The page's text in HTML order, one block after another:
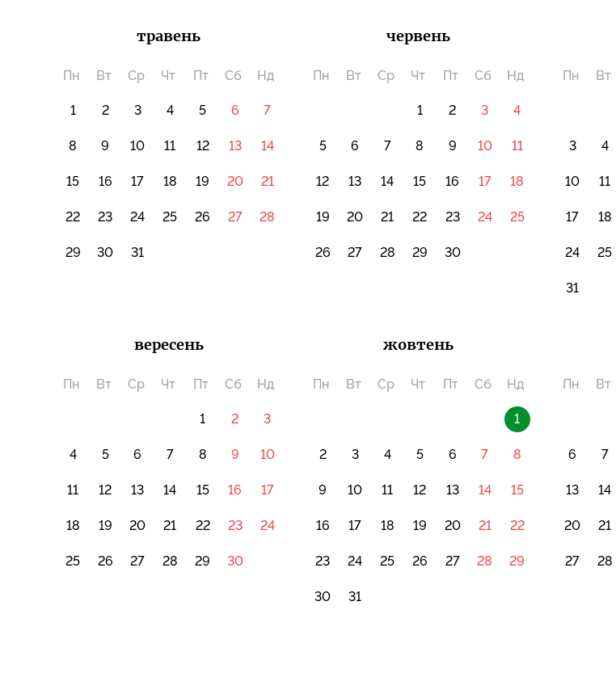
травень
Пн Вт Ср Чт Пт Сб Нд
1 2 3 4 5 6 7
8 9 10 11 12 13 14
15 16 17 18 19 20 21
22 23 24 25 26 27 28
29 30 31
червень
Пн Вт Ср Чт Пт Сб Нд
1 2 3 4
5 6 7 8 9 10 11
12 13 14 15 16 17 18
19 20 21 22 23 24 25
26 27 28 29 30
Пн Вт
3 4
10 11
17 18
24 25
31
вересень
Пн Вт Ср Чт Пт Сб Нд
1 2 3
4 5 6 7 8 9 10
11 12 13 14 15 16 17
18 19 20 21 22 23 24
25 26 27 28 29 30
жовтень
Пн Вт Ср Чт Пт Сб Нд
1
2 3 4 5 6 7 8
9 10 11 12 13 14 15
16 17 18 19 20 21 22
23 24 25 26 27 28 29
30 31
Пн Вт
6 7
13 14
20 21
27 28